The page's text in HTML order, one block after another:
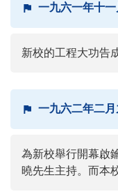
一九六一年十一
新校的工程大功告成
一九六二年二月
為新校舉行開幕啟
曉先生主持。而本